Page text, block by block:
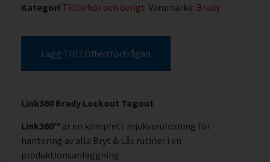
Kategori Tillbehör och övrigt Varumärke: Brady
Lägg Till I Offertförfrågan
Link360 Brady Lockout Tagout
Link360™ är en komplett mjukvarulösning för
hantering av alla Bryt & Lås rutiner i en
produktionsanläggning.